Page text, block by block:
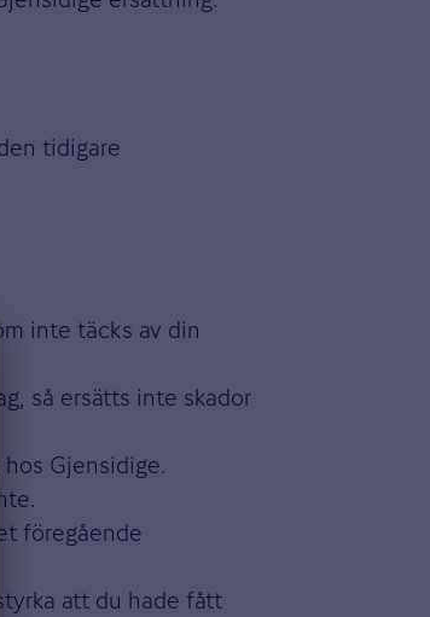
tidigare
inte täcks av din
så ersätts inte skador
Gjensidige.
föregående
att du hade fått